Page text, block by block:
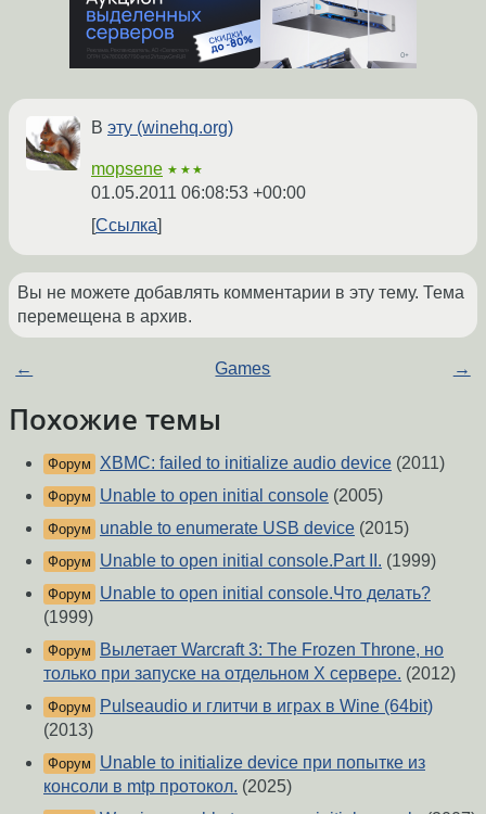
В эту (winehq.org)
mopsene ★★★
01.05.2011 06:08:53 +00:00
Ссылка
Вы не можете добавлять комментарии в эту тему. Тема
перемещена в архив.
← Games →
Похожие темы
Форум XBMC: failed to initialize audio device (2011)
Форум Unable to open initial console (2005)
Форум unable to enumerate USB device (2015)
Форум Unable to open initial console.Part II. (1999)
Форум
Unable to open initial console.Что делать?
(1999)
Форум
Вылетает Warcraft 3: The Frozen Throne, но
только при запуске на отдельном X сервере. (2012)
Форум
Pulseaudio и глитчи в играх в Wine (64bit)
(2013)
Форум
Unable to initialize device при попытке из
консоли в mtp протокол. (2025)